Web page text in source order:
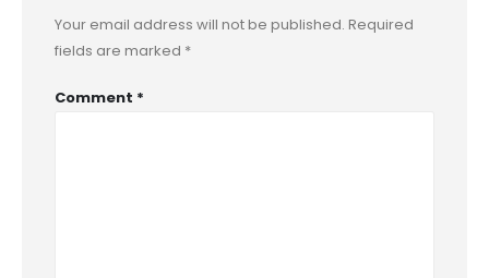
Your email address will not be published. Required
fields are marked *
Comment *